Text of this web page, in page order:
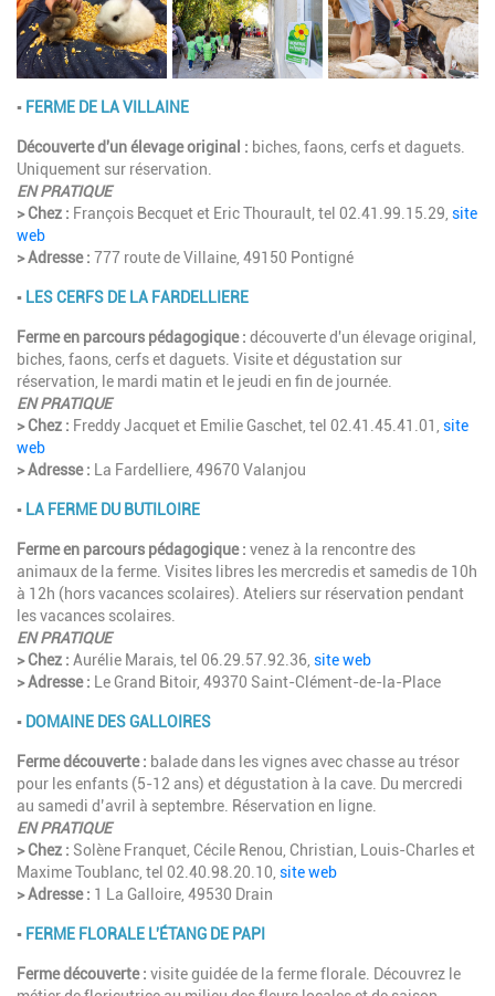
▪︎ FERME DE LA VILLAINE
Découverte d'un élevage original : biches, faons, cerfs et daguets.
Uniquement sur réservation.
EN PRATIQUE
> Chez : François Becquet et Eric Thourault, tel 02.41.99.15.29, site
web
> Adresse : 777 route de Villaine, 49150 Pontigné
▪︎ LES CERFS DE LA FARDELLIERE
Ferme en parcours pédagogique : découverte d'un élevage original,
biches, faons, cerfs et daguets. Visite et dégustation sur
réservation, le mardi matin et le jeudi en fin de journée.
EN PRATIQUE
> Chez : Freddy Jacquet et Emilie Gaschet, tel 02.41.45.41.01, site
web
> Adresse : La Fardelliere, 49670 Valanjou
▪︎ LA FERME DU BUTILOIRE
Ferme en parcours pédagogique : venez à la rencontre des
animaux de la ferme. Visites libres les mercredis et samedis de 10h
à 12h (hors vacances scolaires). Ateliers sur réservation pendant
les vacances scolaires.
EN PRATIQUE
> Chez : Aurélie Marais, tel 06.29.57.92.36, site web
> Adresse : Le Grand Bitoir, 49370 Saint-Clément-de-la-Place
▪︎ DOMAINE DES GALLOIRES
Ferme découverte : balade dans les vignes avec chasse au trésor
pour les enfants (5-12 ans) et dégustation à la cave. Du mercredi
au samedi d’avril à septembre. Réservation en ligne.
EN PRATIQUE
> Chez : Solène Franquet, Cécile Renou, Christian, Louis-Charles et
Maxime Toublanc, tel 02.40.98.20.10, site web
> Adresse : 1 La Galloire, 49530 Drain
▪︎ FERME FLORALE L'ÉTANG DE PAPI
Ferme découverte : visite guidée de la ferme florale. Découvrez le